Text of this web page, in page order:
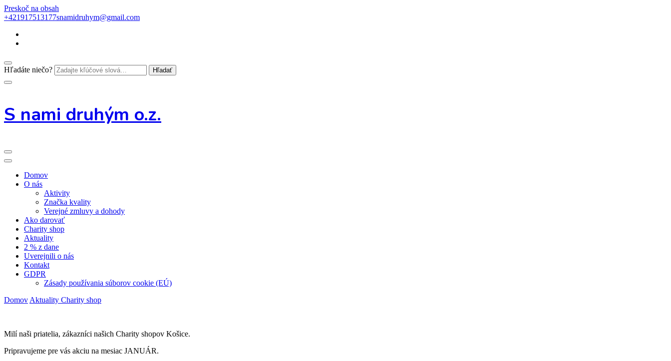
Preskoč na obsah
+421917513177snamidruhym@gmail.com
Hľadáte niečo?
S nami druhým o.z.
Domov
O nás
Aktivity
Značka kvality
Verejné zmluvy a dohody
Ako darovať
Charity shop
Aktuality
2 % z dane
Uverejnili o nás
Kontakt
GDPR
Zásady používania súborov cookie (EÚ)
Domov Aktuality Charity shop
Milí naši priatelia, zákazníci našich Charity shopov Košice.
Pripravujeme pre vás akciu na mesiac JANUÁR.